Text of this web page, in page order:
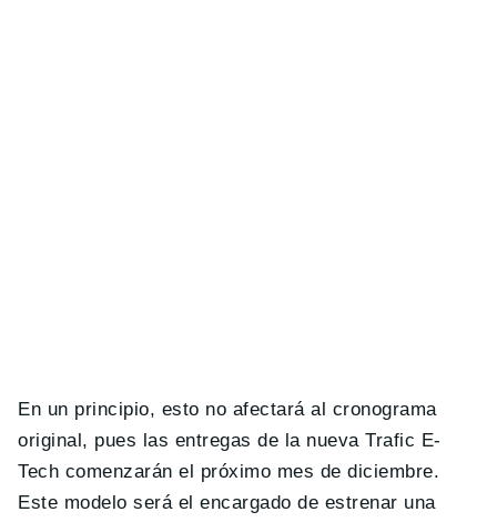
En un principio, esto no afectará al cronograma
original, pues las entregas de la nueva Trafic E-
Tech comenzarán el próximo mes de diciembre.
Este modelo será el encargado de estrenar una